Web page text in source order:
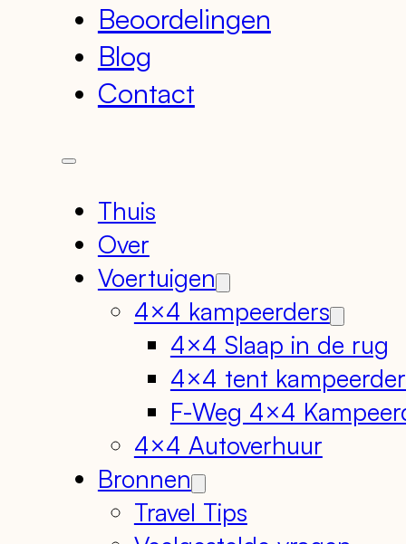
Beoordelingen
Blog
Contact
Thuis
Over
Voertuigen
4×4 kampeerders
4×4 Slaap in de rug
4×4 tent
F-Weg 4×4
4×4 Autoverhuur
Bronnen
Travel Tips